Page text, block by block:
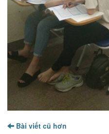
Bài viết cũ hơn